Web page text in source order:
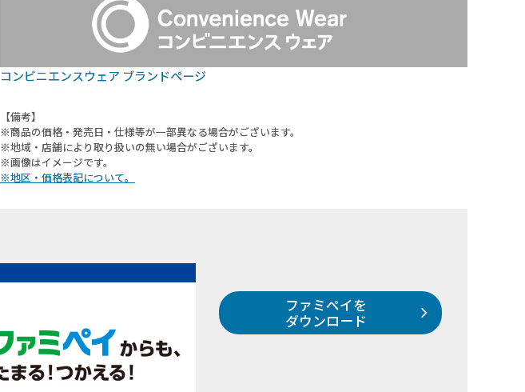
コンビニエンスウェア ブランドページ
【備考】
※商品の価格・発売日・仕様等が一部異なる場合がございます。
※地域・店舗により取り扱いの無い場合がございます。
※画像はイメージです。
※地区・価格表記について。
ファミペイを
ダウンロード